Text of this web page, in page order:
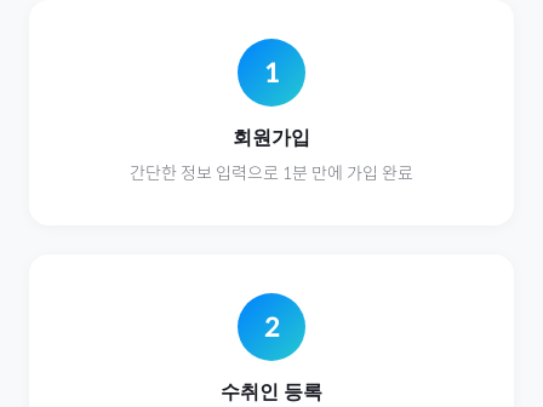
1
회원가입
간단한 정보 입력으로 1분 만에 가입 완료
2
수취인 등록